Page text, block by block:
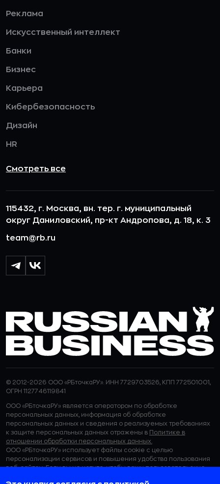
Реклама
Искусственный интеллект
Банки
Бизнес
Карьера
Кибербезопасность
Дизайн
HR
Смотреть все
115432, г. Москва, вн. тер. г. муниципальный
округ Даниловский, пр-кт Андропова, д. 18, к. 3
team@rb.ru
© 2012-2026 ООО «РБточкаРУ». ИНН 7729703526, КПП 772501001,
ОГРН 1127746119841
ООО «РБточкаРУ» является оператором по обработке
персональных данных, информация об обработке
персональных данных и сведения о реализуемых требованиях
к защите персональных данных отражены в Политике в
отношении обработки персональных данных.
ООО «РБточкаРУ» использует файлы cookie с целью
персонализации сервисов и повышения удобства пользования
веб-сайтом. Если вы не хотите, чтобы ваши пользовательские